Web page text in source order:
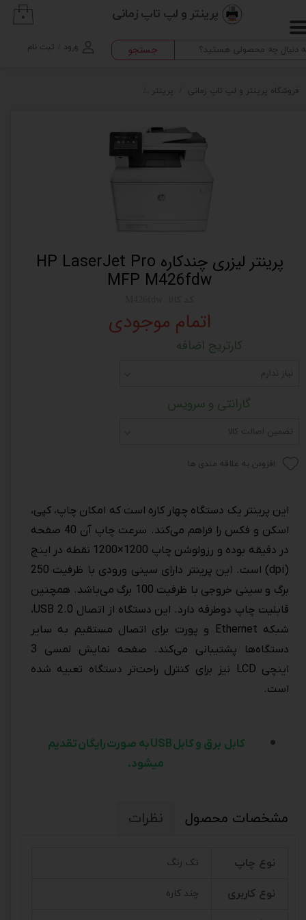
پرینتر و لپ تاپ زمانی
ورود ثبت نام
حساب کاربری من
تغییر گذر واژه
سفارشات
۰
جستجو
فروشگاه پرینتر و لپ تاپ زمانی پرینتر
پرینتر لیزری چندکاره HP LaserJet Pro
MFP M426fdw
اتمام موجودی
کارتریج اضافه
نیاز ندارم
گارانتی و سرویس
تضمین اصالت کالا
افزودن به علاقه مندی ها
این پرینتر یک دستگاه چهار کاره است که امکان چاپ، کپی،
اسکن و فکس را فراهم می‌کند. سرعت چاپ آن 40 صفحه
در دقیقه بوده و رزولوشن چاپ 1200×1200 نقطه در اینچ
(dpi) است. این پرینتر دارای سینی ورودی با ظرفیت 250
برگ و سینی خروجی با ظرفیت 100 برگ می‌باشد. همچنین
قابلیت چاپ دوطرفه دارد. این دستگاه از اتصال USB 2.0،
شبکه Ethernet و پورت برای اتصال مستقیم به سایر
دستگاه‌ها پشتیبانی می‌کند. صفحه نمایش لمسی 3
اینچی LCD نیز برای کنترل راحت‌تر دستگاه تعبیه شده
است.
کابل برق و کابل به صورترایگانتقدیم
میشود.
مشخصات محصول نظرات
نوع چاپ تک رنگ
نوع کاربری چند کاره